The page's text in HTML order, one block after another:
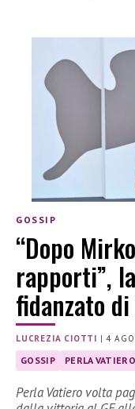
GOSSIP
“Dopo
rapporti”,
fidanzato
LUCREZIA CIOTTI |4
GOSSIP PERLA VATIERO
Perla Vatiero volta